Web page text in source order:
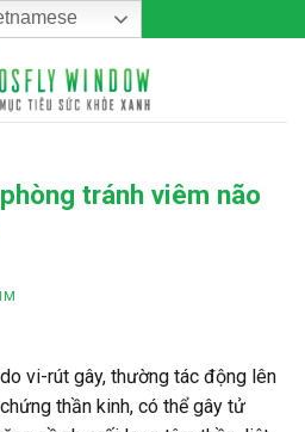
tránh viêm não
vi-rút gây, thường tác động lên
thần kinh, có thể gây tử